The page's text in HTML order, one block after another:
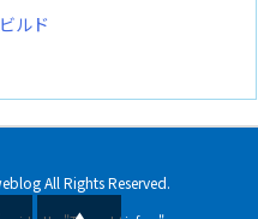
ルド
All Rights Reserved.